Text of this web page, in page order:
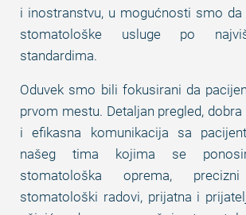
i inostranstvu, u mogućnosti smo
stomatološke usluge po
standardima.
Oduvek smo bili fokusirani da
prvom mestu. Detaljan pregled,
i efikasna komunikacija sa
našeg tima kojima se
stomatološka oprema,
stomatološki radovi, prijatna i